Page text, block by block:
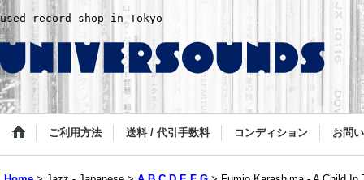
used record shop in Tokyo
ご利用方法 送料 / 代引手数料 コンディション お問